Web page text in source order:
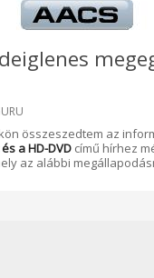
összeszedtem az
a HD-DVD című hírhez
az alábbi